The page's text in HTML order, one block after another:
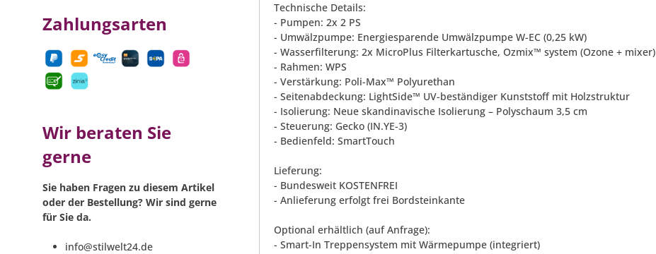
Zahlungsarten
Wir beraten Sie
gerne
Sie haben Fragen zu diesem Artikel
oder der Bestellung? Wir sind gerne
für Sie da.
info@stilwelt24.de
Technische Details:
- Pumpen: 2x 2 PS
- Umwälzpumpe: Energiesparende Umwälzpumpe W-EC (0,25 kW)
- Wasserfilterung: 2x MicroPlus Filterkartusche, Ozmix™ system (Ozone + mixer)
- Rahmen: WPS
- Verstärkung: Poli-Max™ Polyurethan
- Seitenabdeckung: LightSide™ UV-beständiger Kunststoff mit Holzstruktur
- Isolierung: Neue skandinavische Isolierung – Polyschaum 3,5 cm
- Steuerung: Gecko (IN.YE-3)
- Bedienfeld: SmartTouch
Lieferung:
- Bundesweit KOSTENFREI
- Anlieferung erfolgt frei Bordsteinkante
Optional erhältlich (auf Anfrage):
- Smart-In Treppensystem mit Wärmepumpe (integriert)